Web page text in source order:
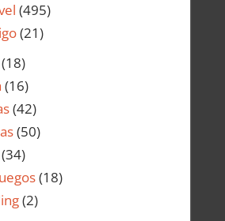
(495)
(21)
(18)
(16)
(42)
(50)
(34)
(18)
(2)